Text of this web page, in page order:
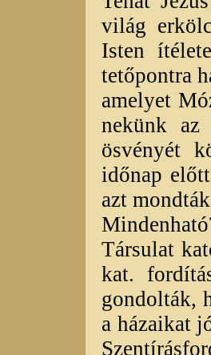
világ
Isten
tetőpontra
amelyet
nekünk
ösvényét
időnap
azt
Társulat
kat.
gondolták,
a házaikat